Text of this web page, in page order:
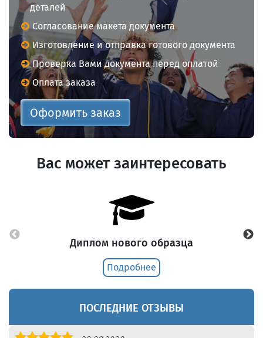
деталей
Согласование макета документа
Изготовление и отправка готового документа
Проверка Вами документа перед оплатой
Оплата заказа
Оформить заказ
Вас может заинтересовать
Диплом нового образца
Подробнее
ПОСЛЕДНИЕ ОТЗЫВЫ